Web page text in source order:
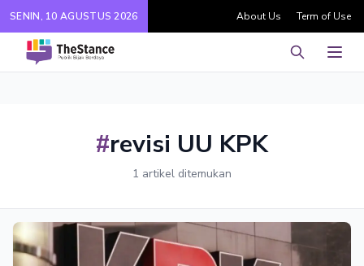
SENIN, 10 AGUSTUS 2026 About Us Term of Use
Pencarian
#revisi UU KPK
1 artikel ditemukan